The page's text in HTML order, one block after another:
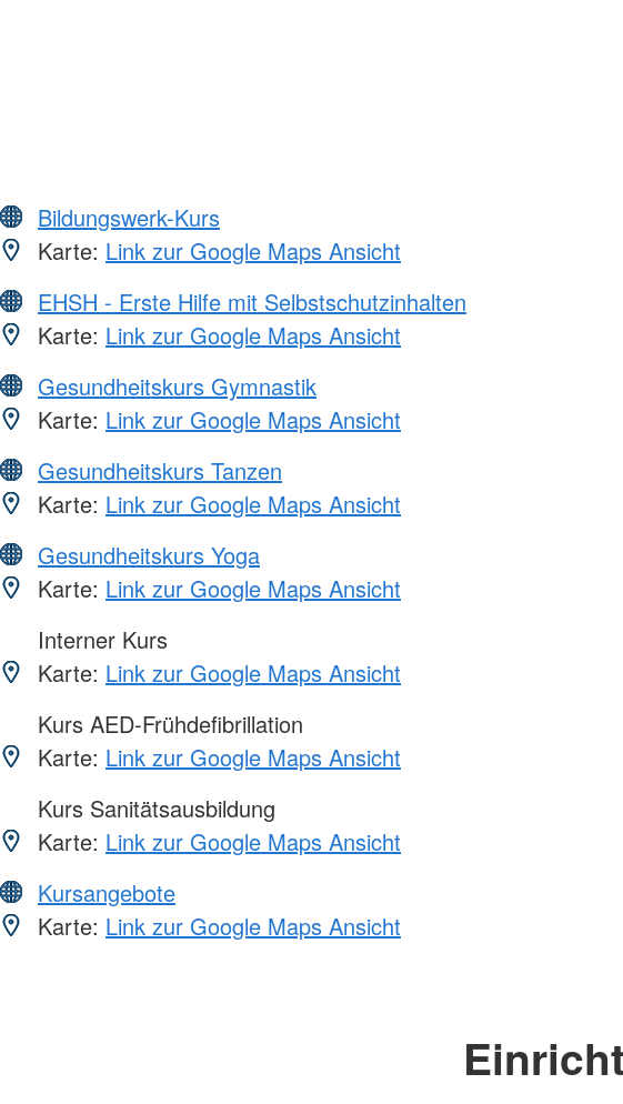
Bildungswerk-Kurs
Karte: Link zur Google Maps Ansicht
EHSH - Erste Hilfe mit Selbstschutzinhalten
Karte: Link zur Google Maps Ansicht
Gesundheitskurs Gymnastik
Karte: Link zur Google Maps Ansicht
Gesundheitskurs Tanzen
Karte: Link zur Google Maps Ansicht
Gesundheitskurs Yoga
Karte: Link zur Google Maps Ansicht
Interner Kurs
Karte: Link zur Google Maps Ansicht
Kurs AED-Frühdefibrillation
Karte: Link zur Google Maps Ansicht
Kurs Sanitätsausbildung
Karte: Link zur Google Maps Ansicht
Kursangebote
Karte: Link zur Google Maps Ansicht